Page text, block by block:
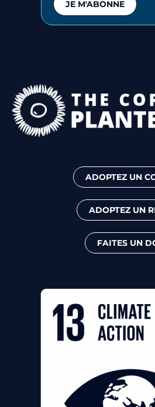
JE M'ABONNE
ADOPTEZ UN
ADOPTEZ UN
FAITES UN